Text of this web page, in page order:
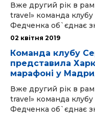
Вже другий рік в
travel» команда клубу
Федченка об`єднає
02 квітня 2019
Команда клубу
представила
марафоні у
Вже другий рік в
travel» команда клубу
Федченка об`єднає